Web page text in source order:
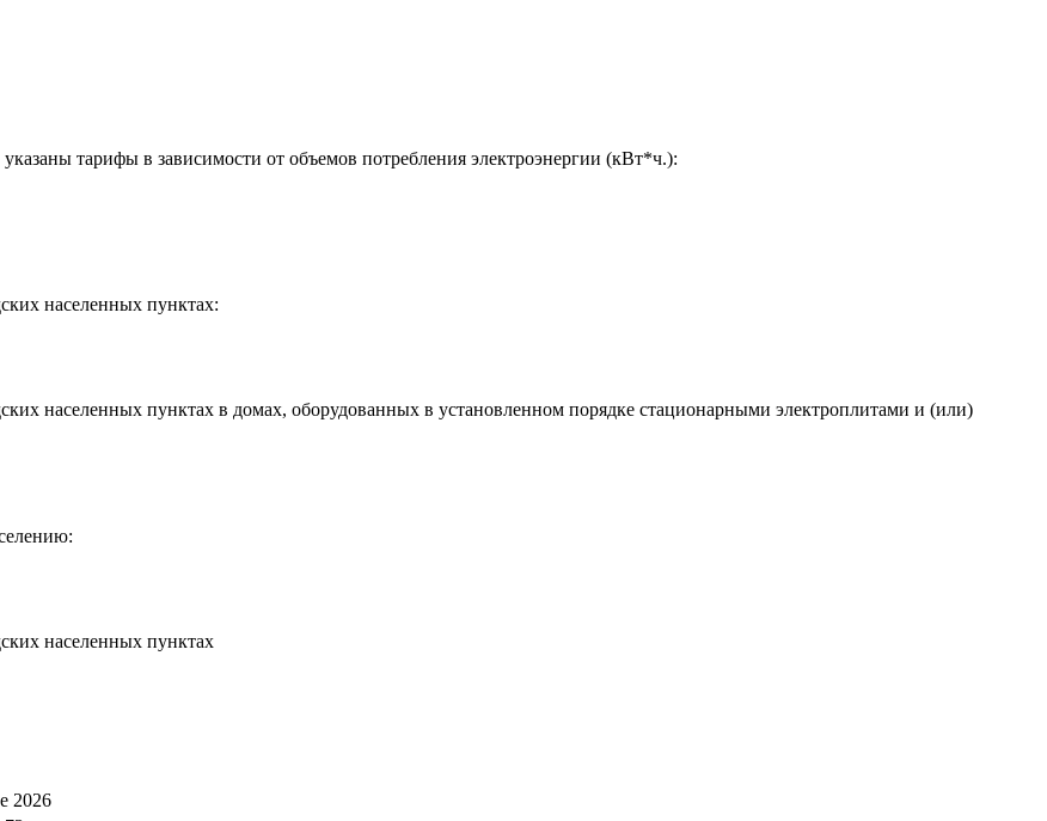
тарифы в зависимости от объемов потребления электроэнергии (кВт*ч.):
населенных пунктах:
населенных пунктах в домах, оборудованных в установленном порядке стационарными электроплитами и (или)
населенных пунктах
2026